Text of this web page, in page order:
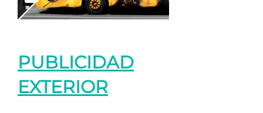
PUBLICIDAD
EXTERIOR